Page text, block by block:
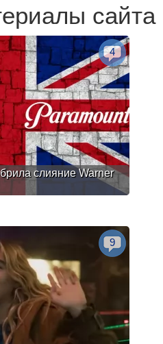
сайта
слияние Warner
4
9